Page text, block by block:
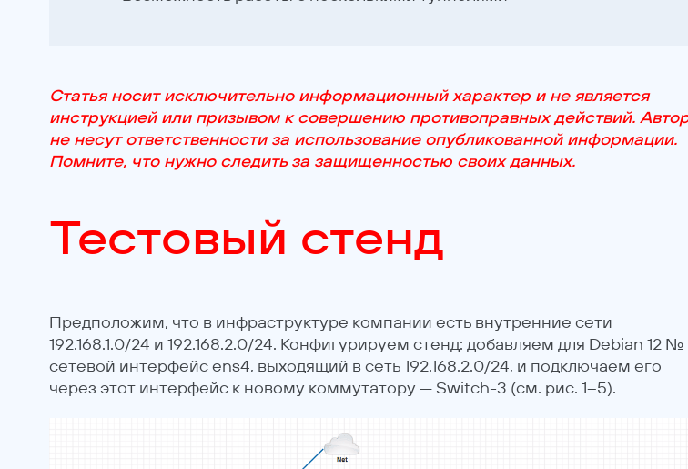
Статья носит исключительно информационный характер и не является
инструкцией или призывом к совершению противоправных действий.
не несут ответственности за использование опубликованной информации.
Помните, что нужно следить за защищенностью своих данных.
Тестовый стенд
Предположим, что в инфраструктуре компании есть внутренние сети
192.168.1.0/24 и 192.168.2.0/24. Конфигурируем стенд: добавляем для Debian 12 №
сетевой интерфейс ens4, выходящий в сеть 192.168.2.0/24, и подключаем его
через этот интерфейс к новому коммутатору — Switch-3 (см. рис. 1–5).